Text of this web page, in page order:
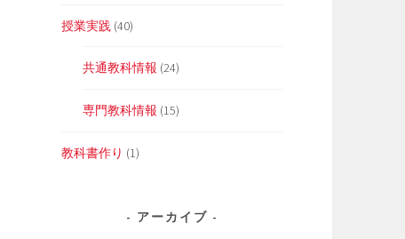
授業実践 (40)
共通教科情報 (24)
専門教科情報 (15)
教科書作り (1)
アーカイブ